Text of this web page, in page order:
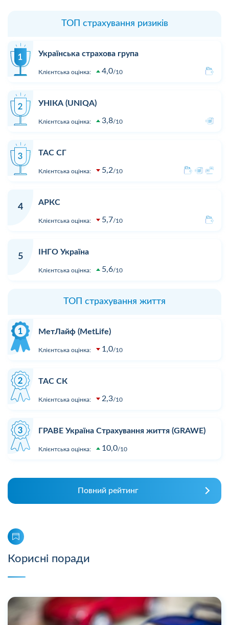
ТОП страхування ризиків
Українська страхова група
Клієнтська оцінка: 4,0 10
УНІКА (UNIQA)
Клієнтська оцінка: 3,8 10
ТАС СГ
Клієнтська оцінка: 5,2 10
4
АРКС
Клієнтська оцінка: 5,7 10
5
ІНГО Україна
Клієнтська оцінка: 5,6 10
ТОП страхування життя
МетЛайф (MetLife)
Клієнтська оцінка: 1,0 10
ТАС СК
Клієнтська оцінка: 2,3 10
ГРАВЕ Україна Страхування життя (GRAWE)
Клієнтська оцінка: 10,0 10
Повний рейтинг
Корисні поради